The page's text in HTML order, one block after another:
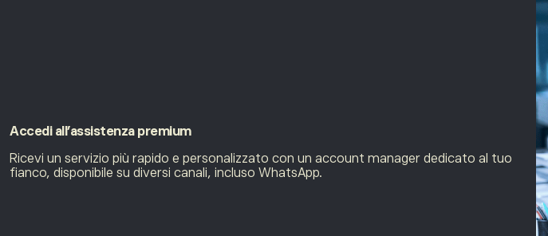
Accedi all’assistenza premium
Ricevi un servizio più rapido e personalizzato con un account manager dedicato al tuo
fianco, disponibile su diversi canali, incluso WhatsApp.